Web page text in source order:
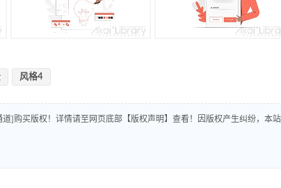
风格4
]购买版权！详情请至网页底部【版权声明】查看！因版权产生纠纷，本站